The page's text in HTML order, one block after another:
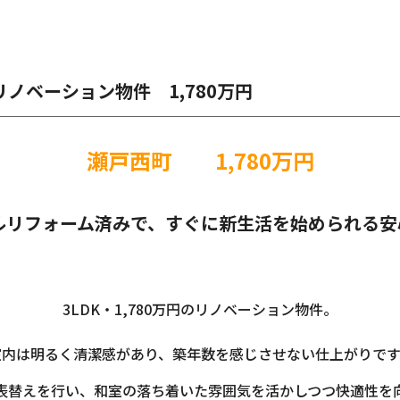
ノベーション物件 1,780万円
瀬戸西町 1,780万円
フォーム済みで、すぐに新生活を始められる安
3LDK・1,780万円のリノベーション物件。
は明るく清潔感があり、築年数を感じさせない仕上がりです
替えを行い、和室の落ち着いた雰囲気を活かしつつ快適性を